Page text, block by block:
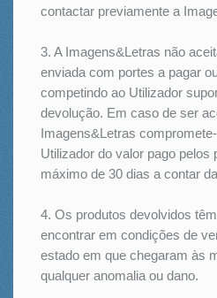
contactar previamente a
3. A Imagens&Letras não
enviada com portes a pagar
competindo ao Utilizador
devolução. Em caso de ser
Imagens&Letras
Utilizador do valor pago pelos
máximo de 30 dias a contar
4. Os produtos devolvidos
encontrar em condições de
estado em que chegaram às
qualquer anomalia ou dano.